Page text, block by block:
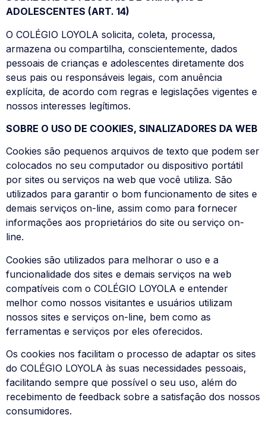
ADOLESCENTES (ART. 14)
O COLÉGIO LOYOLA solicita, coleta, processa,
armazena ou compartilha, conscientemente, dados
pessoais de crianças e adolescentes diretamente dos
seus pais ou responsáveis legais, com anuência
explícita, de acordo com regras e legislações vigentes e
nossos interesses legítimos.
SOBRE O USO DE COOKIES, SINALIZADORES DA WEB
Cookies são pequenos arquivos de texto que podem ser
colocados no seu computador ou dispositivo portátil
por sites ou serviços na web que você utiliza. São
utilizados para garantir o bom funcionamento de sites e
demais serviços on-line, assim como para fornecer
informações aos proprietários do site ou serviço on-
line.
Cookies são utilizados para melhorar o uso e a
funcionalidade dos sites e demais serviços na web
compatíveis com o COLÉGIO LOYOLA e entender
melhor como nossos visitantes e usuários utilizam
nossos sites e serviços on-line, bem como as
ferramentas e serviços por eles oferecidos.
Os cookies nos facilitam o processo de adaptar os sites
do COLÉGIO LOYOLA às suas necessidades pessoais,
facilitando sempre que possível o seu uso, além do
recebimento de feedback sobre a satisfação dos nossos
consumidores.